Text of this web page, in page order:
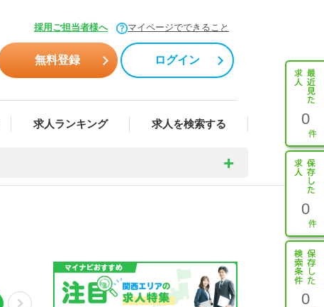
採用ご担当者様へ マイページでできること
無料登録 ログイン
求人ランキング 求人を検索する 0
0
0